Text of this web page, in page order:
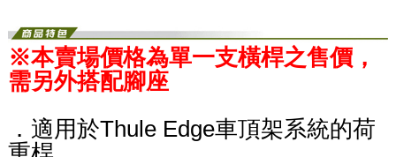
※本賣場價格為單一支橫桿之售價，
需另外搭配腳座
．適用於Thule Edge車頂架系統的荷